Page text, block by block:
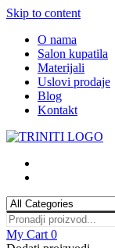
Skip to content
O nama
Salon kupatila
Materijali
Uslovi prodaje
Blog
Kontakt
My Cart 0